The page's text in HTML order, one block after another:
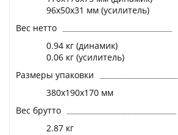
96х50х31 мм (усилитель)
Вес нетто
0.94 кг (динамик)
0.06 кг (усилитель)
Размеры упаковки
380х190х170 мм
Вес брутто
2.87 кг